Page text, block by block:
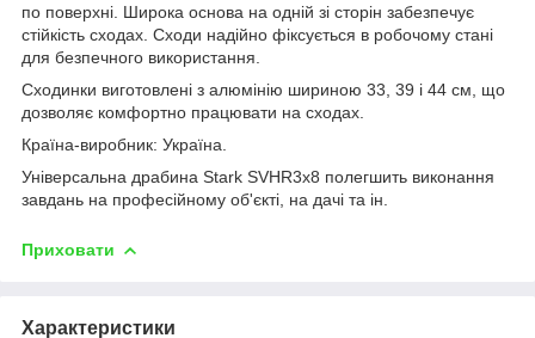
по поверхні. Широка основа на одній зі сторін забезпечує
стійкість сходах. Сходи надійно фіксується в робочому стані
для безпечного використання.
Сходинки виготовлені з алюмінію шириною 33, 39 і 44 см, що
дозволяє комфортно працювати на сходах.
Країна-виробник: Україна.
Універсальна драбина Stark SVHR3x8 полегшить виконання
завдань на професійному об'єкті, на дачі та ін.
Приховати
Характеристики